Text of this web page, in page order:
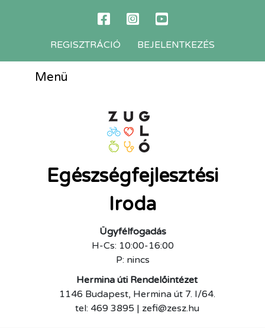
REGISZTRÁCIÓ BEJELENTKEZÉS
Menü
Egészségfejlesztési
Iroda
Ügyfélfogadás
H-Cs: 10:00-16:00
P: nincs
Hermina úti Rendelőintézet
1146 Budapest, Hermina út 7. I/64.
tel: 469 3895 | zefi@zesz.hu